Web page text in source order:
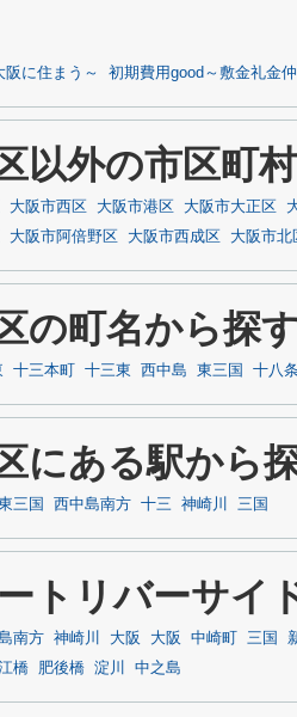
に住まう～ 初期費用good～敷金礼金
以外の市区町
大阪市西区 大阪市港区 大阪市大正区
大阪市阿倍野区 大阪市西成区 大阪市北
の町名から探
十三本町 十三東 西中島 東三国 十八
にある駅から
三国 西中島南方 十三 神崎川 三国
トリバーサイ
南方 神崎川 大阪 大阪 中崎町 三国
橋 肥後橋 淀川 中之島